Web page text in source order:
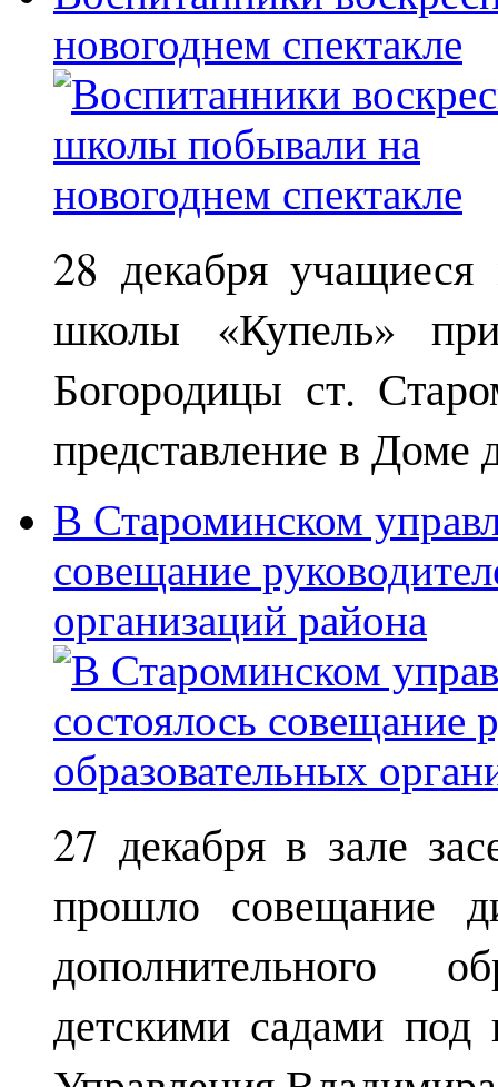
новогоднем спектакле
28 декабря
школы «Купель»
Богородицы ст.
представление в Доме
В Староминском
совещание
организаций района
27 декабря в зале
прошло совещание
дополнительного
детскими садами под